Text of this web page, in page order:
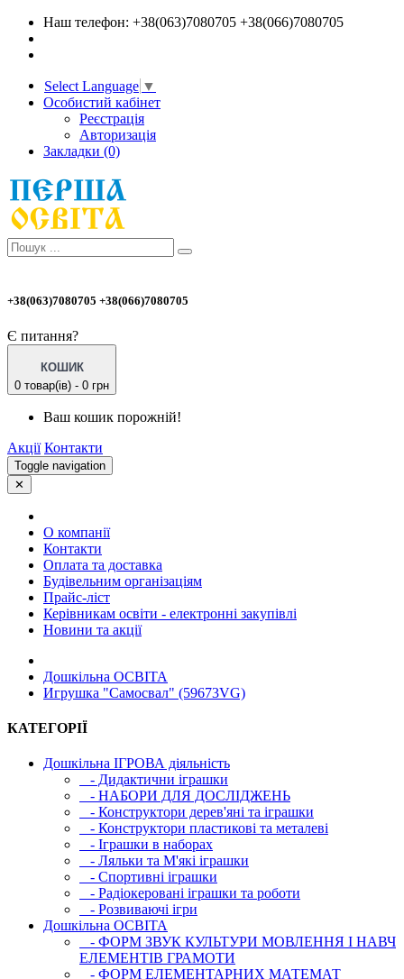
Наш телефон: +38(063)7080705 +38(066)7080705
Select Language ▼
Особистий кабінет
Реєстрація
Авторизація
Закладки (0)
+38(063)7080705 +38(066)7080705
Є питання?
КОШИК
0 товар(ів) - 0 грн
Ваш кошик порожній!
Акції Контакти
Toggle navigation
✕
О компанії
Контакти
Оплата та доставка
Будівельним організаціям
Прайс-ліст
Керівникам освіти - електронні закупівлі
Новини та акції
Дошкільна ОСВIТА
Игрушка "Самосвал" (59673VG)
КАТЕГОРІЇ
Дошкільна ІГРОВА діяльність
- Дидактични іграшки
- НАБОРИ ДЛЯ ДОСЛІДЖЕНЬ
- Конструктори дерев'яні та іграшки
- Конструктори пластикові та металеві
- Іграшки в наборах
- Ляльки та М'які іграшки
- Спортивні іграшки
- Радіокеровані іграшки та роботи
- Розвиваючі ігри
Дошкільна ОСВIТА
- ФОРМ ЗВУК КУЛЬТУРИ МОВЛЕННЯ І НАВЧ
ЕЛЕМЕНТІВ ГРАМОТИ
- ФОРМ ЕЛЕМЕНТАРНИХ МАТЕМАТ